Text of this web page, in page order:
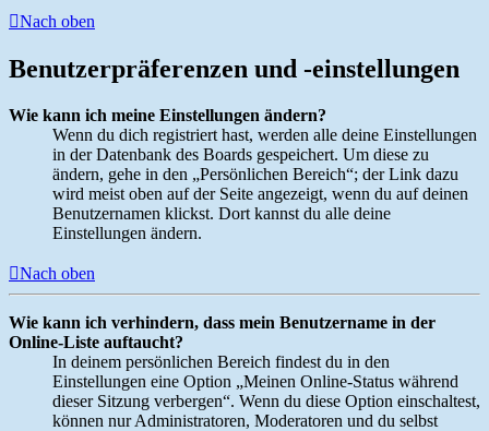
Nach oben
Benutzerpräferenzen und -einstellungen
Wie kann ich meine Einstellungen ändern?
Wenn du dich registriert hast, werden alle deine Einstellungen
in der Datenbank des Boards gespeichert. Um diese zu
ändern, gehe in den „Persönlichen Bereich“; der Link dazu
wird meist oben auf der Seite angezeigt, wenn du auf deinen
Benutzernamen klickst. Dort kannst du alle deine
Einstellungen ändern.
Nach oben
Wie kann ich verhindern, dass mein Benutzername in der
Online-Liste auftaucht?
In deinem persönlichen Bereich findest du in den
Einstellungen eine Option „Meinen Online-Status während
dieser Sitzung verbergen“. Wenn du diese Option einschaltest,
können nur Administratoren, Moderatoren und du selbst